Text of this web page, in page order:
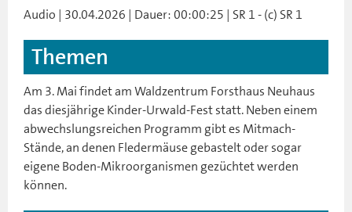
Audio | 30.04.2026 | Dauer: 00:00:25 | SR 1 - (c) SR 1
Themen
Am 3. Mai findet am Waldzentrum Forsthaus Neuhaus
das diesjährige Kinder-Urwald-Fest statt. Neben einem
abwechslungsreichen Programm gibt es Mitmach-
Stände, an denen Fledermäuse gebastelt oder sogar
eigene Boden-Mikroorganismen gezüchtet werden
können.